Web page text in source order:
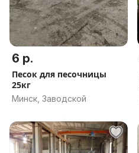
6 р.
Песок для песочницы
25кг
Минск, Заводской